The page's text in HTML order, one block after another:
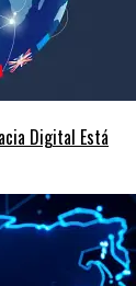
Digital Está